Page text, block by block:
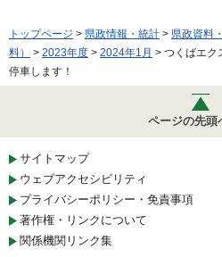
トップページ > 県政情報・統計 > 県政資料
料）
> 2023年度 > 2024年1月 > つくばエク
停車します！
ページの先頭
サイトマップ
ウェブアクセシビリティ
プライバシーポリシー・免責事項
著作権・リンクについて
関係機関リンク集